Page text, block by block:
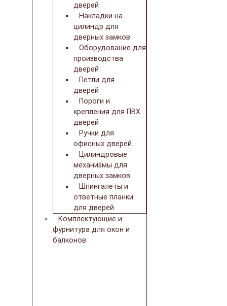
дверей
Накладки на
цилиндр для
дверных замков
Оборудование для
производства
дверей
Петли для
дверей
Пороги и
крепления для ПВХ
дверей
Ручки для
офисных дверей
Цилиндровые
механизмы для
дверных замков
Шпингалеты и
ответные планки
для дверей
Комплектующие и
фурнитура для окон и
балконов